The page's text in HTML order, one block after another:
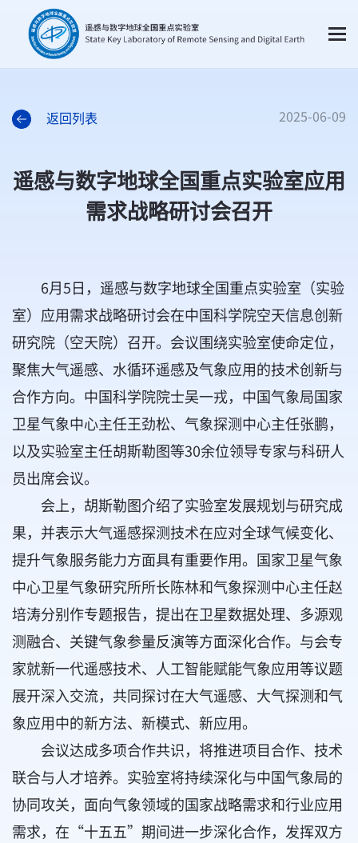
返回列表 2025-06-09
遥感与数字地球全国重点实验室应用
需求战略研讨会召开
6月5日，遥感与数字地球全国重点实验室（实验
室）应用需求战略研讨会在中国科学院空天信息创新
研究院（空天院）召开。会议围绕实验室使命定位，
聚焦大气遥感、水循环遥感及气象应用的技术创新与
合作方向。中国科学院院士吴一戎，中国气象局国家
卫星气象中心主任王劲松、气象探测中心主任张鹏，
以及实验室主任胡斯勒图等30余位领导专家与科研人
员出席会议。
会上，胡斯勒图介绍了实验室发展规划与研究成
果，并表示大气遥感探测技术在应对全球气候变化、
提升气象服务能力方面具有重要作用。国家卫星气象
中心卫星气象研究所所长陈林和气象探测中心主任赵
培涛分别作专题报告，提出在卫星数据处理、多源观
测融合、关键气象参量反演等方面深化合作。与会专
家就新一代遥感技术、人工智能赋能气象应用等议题
展开深入交流，共同探讨在大气遥感、大气探测和气
象应用中的新方法、新模式、新应用。
会议达成多项合作共识，将推进项目合作、技术
联合与人才培养。实验室将持续深化与中国气象局的
协同攻关，面向气象领域的国家战略需求和行业应用
需求，在“十五五”期间进一步深化合作，发挥双方